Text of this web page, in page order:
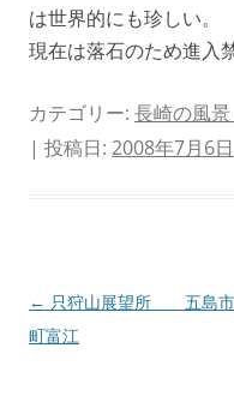
は世界的にも珍しい。
現在は落石のため進入
カテゴリー: 長崎の風景
| 投稿日: 2008年7月6日
投
稿
← 只狩山展望所 五島
町富江